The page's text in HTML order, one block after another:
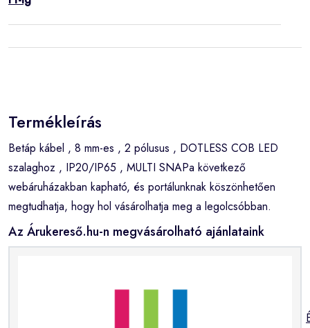
Termékleírás
Betáp kábel , 8 mm-es , 2 pólusus , DOTLESS COB LED
szalaghoz , IP20/IP65 , MULTI SNAPa következő
webáruházakban kapható, és portálunknak köszönhetően
megtudhatja, hogy hol vásárolhatja meg a legolcsóbban.
Az Árukereső.hu-n megvásárolható ajánlataink